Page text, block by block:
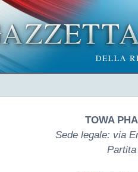
TOWA
Sede legale: via
Partita